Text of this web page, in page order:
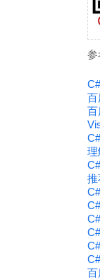
参
百
百
理
推
百